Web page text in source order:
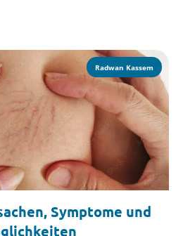
Radwan Kassem
Symptome und